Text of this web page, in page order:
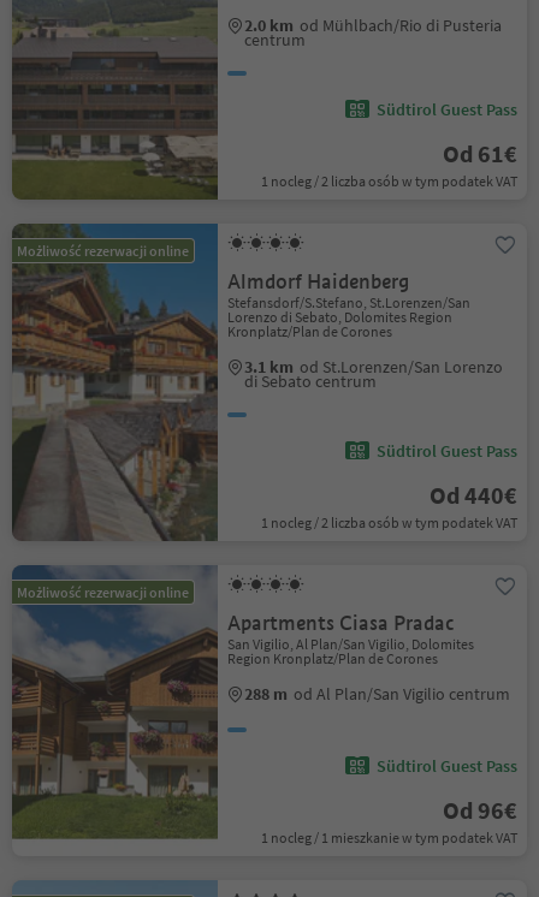
2.0 km od Mühlbach/Rio di Pusteria
centrum
Südtirol Guest Pass
Od 61€
1 nocleg / 2 liczba osób w tym podatek VAT
Możliwość rezerwacji online
Almdorf Haidenberg
Stefansdorf/S.Stefano, St.Lorenzen/San
Lorenzo di Sebato, Dolomites Region
Kronplatz/Plan de Corones
3.1 km od St.Lorenzen/San Lorenzo
di Sebato centrum
Südtirol Guest Pass
Od 440€
1 nocleg / 2 liczba osób w tym podatek VAT
Możliwość rezerwacji online
Apartments Ciasa Pradac
San Vigilio, Al Plan/San Vigilio, Dolomites
Region Kronplatz/Plan de Corones
288 m od Al Plan/San Vigilio centrum
Südtirol Guest Pass
Od 96€
1 nocleg / 1 mieszkanie w tym podatek VAT